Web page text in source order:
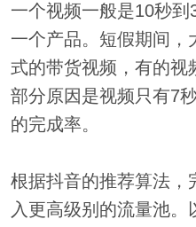
一个视频一般是10秒
一个产品。短假期间，
式的带货视频，有的视
部分原因是视频只有7
的完成率。
根据抖音的推荐算法，
入更高级别的流量池